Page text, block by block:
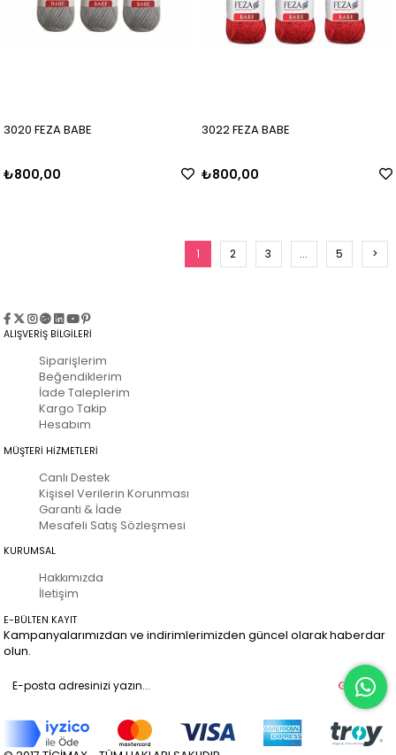
3020 FEZA BABE
₺800,00
3022 FEZA BABE
₺800,00
1 2 3 ... 5 >
ALIŞVERİŞ BİLGİLERİ
Siparişlerim
Beğendiklerim
İade Taleplerim
Kargo Takip
Hesabım
MÜŞTERİ HİZMETLERİ
Canlı Destek
Kişisel Verilerin Korunması
Garanti & İade
Mesafeli Satış Sözleşmesi
KURUMSAL
Hakkımızda
İletişim
E-BÜLTEN KAYIT
Kampanyalarımızdan ve indirimlerimizden güncel olarak haberdar
olun.
Gönder